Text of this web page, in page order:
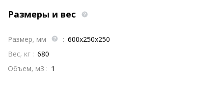
Размеры и вес
Размер, мм : 600х250х250
Вес, кг : 680
Объем, м3 : 1